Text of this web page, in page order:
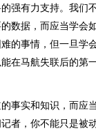
强有力支持。我们
数据，而应当学会
的事情，但一旦学
在马航失联后的第
事实和知识，而应
者，你不能只是被